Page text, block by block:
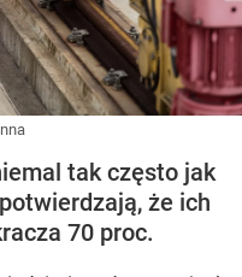
tak często jak
że ich
70 proc.